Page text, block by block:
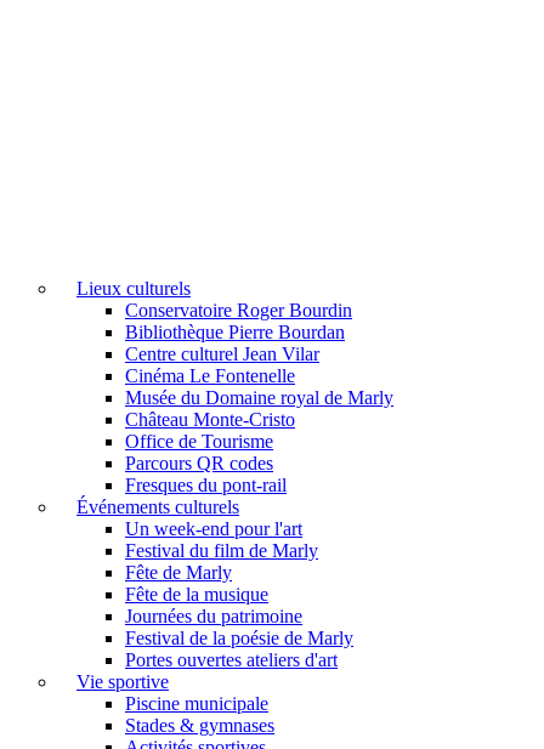
Lieux culturels
Conservatoire Roger Bourdin
Bibliothèque Pierre Bourdan
Centre culturel Jean Vilar
Cinéma Le Fontenelle
Musée du Domaine royal de Marly
Château Monte-Cristo
Office de Tourisme
Parcours QR codes
Fresques du pont-rail
Événements culturels
Un week-end pour l'art
Festival du film de Marly
Fête de Marly
Fête de la musique
Journées du patrimoine
Festival de la poésie de Marly
Portes ouvertes ateliers d'art
Vie sportive
Piscine municipale
Stades & gymnases